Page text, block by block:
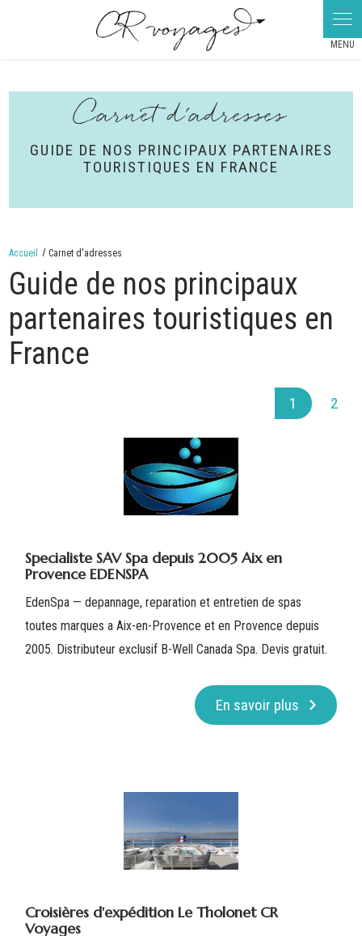
Carnet d'adresses
GUIDE DE NOS PRINCIPAUX PARTENAIRES
TOURISTIQUES EN FRANCE
Accueil Carnet d'adresses
Guide de nos principaux
partenaires touristiques en
France
1 2
Specialiste SAV Spa depuis 2005 Aix en
Provence EDENSPA
EdenSpa — depannage, reparation et entretien de spas
toutes marques a Aix-en-Provence et en Provence depuis
2005. Distributeur exclusif B-Well Canada Spa. Devis gratuit.
En savoir plus
Croisières d'expédition Le Tholonet CR
Voyages
Panneau de gestion des cookies